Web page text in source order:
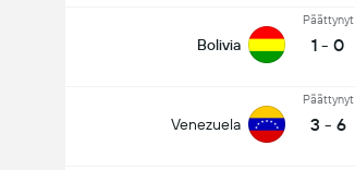
Bolivia
Päättynyt
1 - 0
Venezuela
Päättynyt
3 - 6